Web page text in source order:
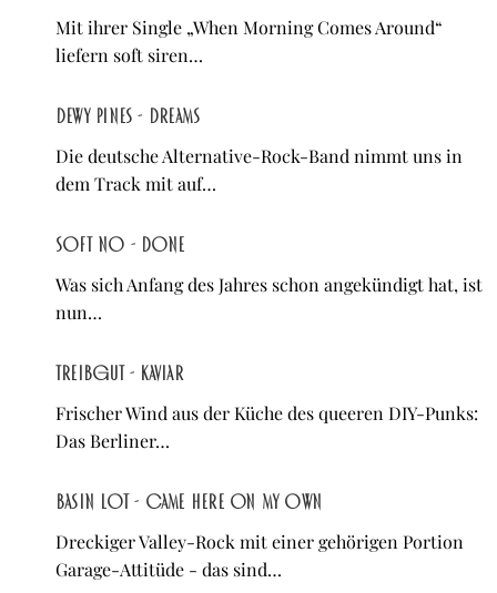
Mit ihrer Single „When Morning Comes Around“
liefern soft siren…
Dewy Pines - Dreams
Die deutsche Alternative-Rock-Band nimmt uns in
dem Track mit auf…
Soft No - Done
Was sich Anfang des Jahres schon angekündigt hat, ist
nun…
treibgut - kaviar
Frischer Wind aus der Küche des queeren DIY-Punks:
Das Berliner…
Basin Lot - Came Here On My Own
Dreckiger Valley-Rock mit einer gehörigen Portion
Garage-Attitüde - das sind…